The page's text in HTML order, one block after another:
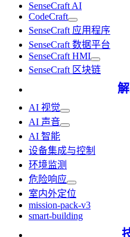
SenseCraft AI
CodeCraft
SenseCraft 应用程序
SenseCraft 数据平台
SenseCraft HMI
SenseCraft 区块链
AI 视觉
AI 声音
AI 智能
设备集成与控制
环境监测
危险响应
室内外定位
mission-pack-v3
smart-building